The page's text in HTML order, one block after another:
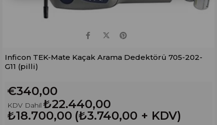
Inficon TEK-Mate Kaçak Arama Dedektörü 705-202-
G11 (pilli)
€340,00
KDV Dahil ₺22.440,00
₺18.700,00 (₺3.740,00 + KDV)